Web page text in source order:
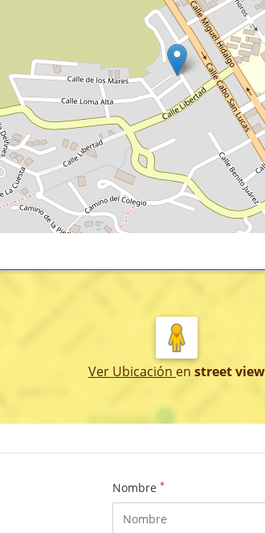
Ver Ubicación en street view
Nombre *